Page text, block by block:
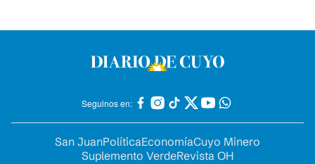
Seguinos en:
San JuanPolíticaEconomíaCuyo Minero
Suplemento VerdeRevista OH